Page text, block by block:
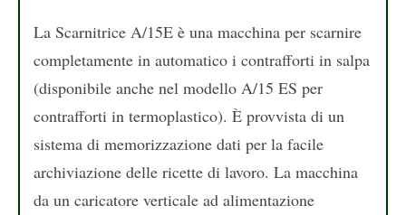
La Scarnitrice A/15E è una macchina per scarnire
completamente in automatico i contrafforti in salpa
(disponibile anche nel modello A/15 ES per
contrafforti in termoplastico). È provvista di un
sistema di memorizzazione dati per la facile
archiviazione delle ricette di lavoro. La macchina
da un caricatore verticale ad alimentazione